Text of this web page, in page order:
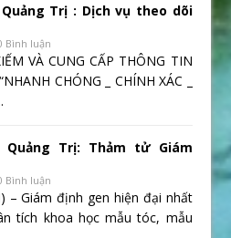
Trị : Dịch vụ theo dõi
Bình luận
VÀ CUNG CẤP THÔNG TIN
CHÓNG _ CHÍNH XÁC _
Quảng Trị: Thảm tử Giám
Bình luận
– Giám định gen hiện đại nhất
tích khoa học mẫu tóc, mẫu